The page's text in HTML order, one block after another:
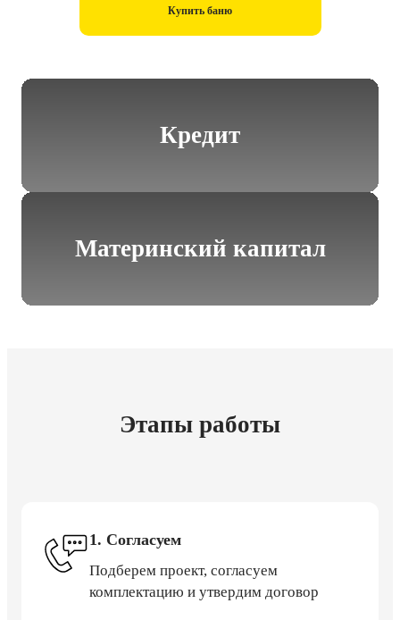
Купить баню
Кредит
Материнский капитал
Этапы работы
1. Согласуем
Подберем проект, согласуем
комплектацию и утвердим договор